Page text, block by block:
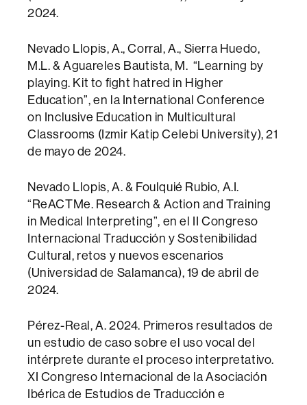
2024.
Nevado Llopis, A., Corral, A., Sierra Huedo,
M.L. & Aguareles Bautista, M. “Learning by
playing. Kit to fight hatred in Higher
Education”, en la International Conference
on Inclusive Education in Multicultural
Classrooms (Izmir Katip Celebi University), 21
de mayo de 2024.
Nevado Llopis, A. & Foulquié Rubio, A.I.
“ReACTMe. Research & Action and Training
in Medical Interpreting”, en el II Congreso
Internacional Traducción y Sostenibilidad
Cultural, retos y nuevos escenarios
(Universidad de Salamanca), 19 de abril de
2024.
Pérez-Real, A. 2024. Primeros resultados de
un estudio de caso sobre el uso vocal del
intérprete durante el proceso interpretativo.
XI Congreso Internacional de la Asociación
Ibérica de Estudios de Traducción e